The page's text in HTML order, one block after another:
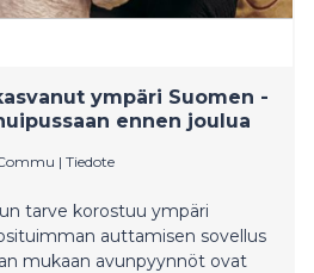
ympäri Suomen -
ennen joulua
| Tiedote
tarve korostuu ympäri
auttamisen sovellus
mukaan avunpyynnöt ovat